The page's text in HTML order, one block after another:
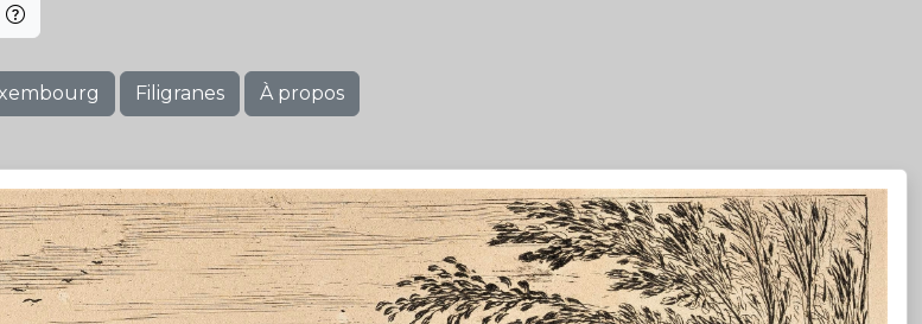
Filigranes À propos